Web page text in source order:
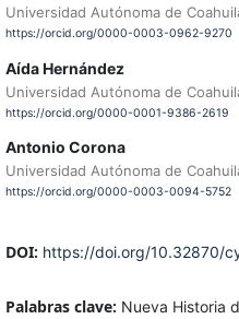
Universidad Autónoma de
https://orcid.org/0000-0003-0962-9270
Aída Hernández
Universidad Autónoma de
https://orcid.org/0000-0001-9386-2619
Antonio Corona
Universidad Autónoma de
https://orcid.org/0000-0003-0094-5752
DOI: https://doi.org/10.32870/
Palabras clave: Nueva Historia